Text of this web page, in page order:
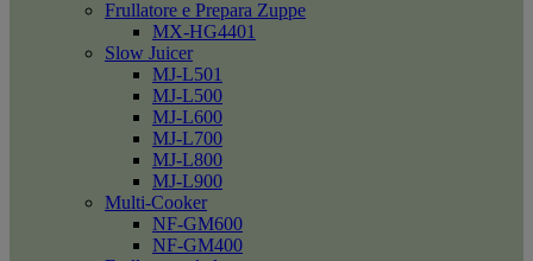
Frullatore e Prepara Zuppe
MX-HG4401
Slow Juicer
MJ-L501
MJ-L500
MJ-L600
MJ-L700
MJ-L800
MJ-L900
Multi-Cooker
NF-GM600
NF-GM400